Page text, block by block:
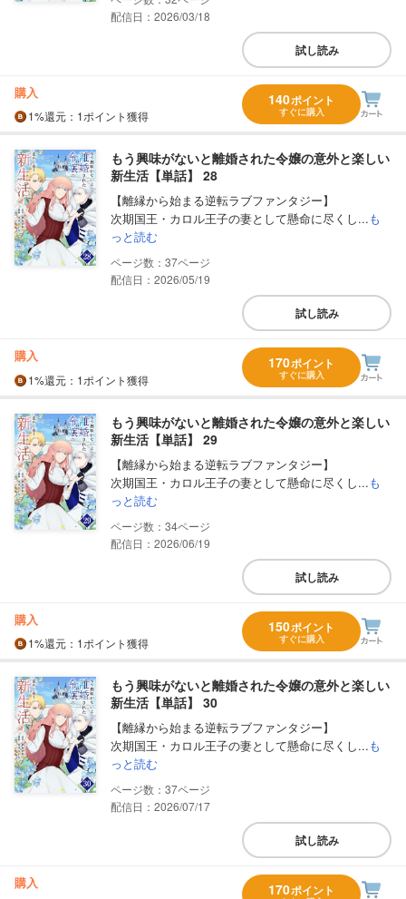
配信日：2026/03/18
試し読み
購入
1%還元 ：1ポイント獲得
140ポイント
すぐに購入
もう興味がないと離婚された令嬢の意外と楽しい
新生活【単話】 28
【離縁から始まる逆転ラブファンタジー】
次期国王・カロル王子の妻として懸命に尽くし...も
っと読む
37
配信日：2026/05/19
試し読み
購入
1%還元 ：1ポイント獲得
170ポイント
すぐに購入
もう興味がないと離婚された令嬢の意外と楽しい
新生活【単話】 29
【離縁から始まる逆転ラブファンタジー】
次期国王・カロル王子の妻として懸命に尽くし...も
っと読む
34
配信日：2026/06/19
試し読み
購入
1%還元 ：1ポイント獲得
150ポイント
すぐに購入
もう興味がないと離婚された令嬢の意外と楽しい
新生活【単話】 30
【離縁から始まる逆転ラブファンタジー】
次期国王・カロル王子の妻として懸命に尽くし...も
っと読む
37
配信日：2026/07/17
試し読み
購入 170ポイント